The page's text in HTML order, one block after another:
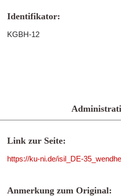
Identifikator:
KGBH-12
Link zur Seite:
https://ku-ni.de/isil_DE-
Anmerkung zum Original: